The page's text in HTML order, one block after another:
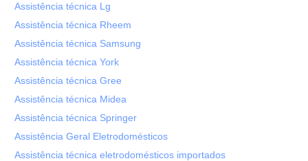
Assistência técnica Lg
Assistência técnica Rheem
Assistência técnica Samsung
Assistência técnica York
Assistência técnica Gree
Assistência técnica Midea
Assistência técnica Springer
Assistência Geral Eletrodomésticos
Assistência técnica eletrodomésticos importados